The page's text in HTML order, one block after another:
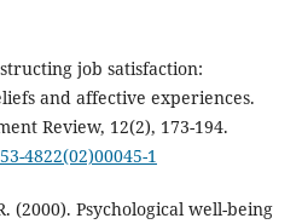
job satisfaction:
and affective experiences.
Review, 12(2), 173-194.
4822(02)00045-1
(2000). Psychological well-being